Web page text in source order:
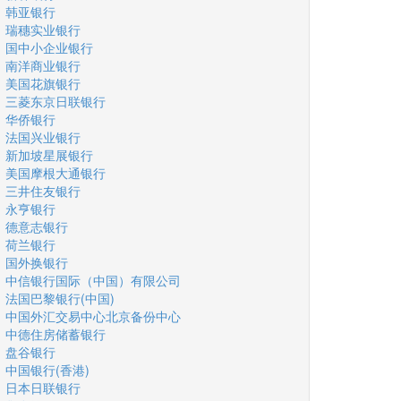
韩亚银行
瑞穗实业银行
国中小企业银行
南洋商业银行
美国花旗银行
三菱东京日联银行
华侨银行
法国兴业银行
新加坡星展银行
美国摩根大通银行
三井住友银行
永亨银行
德意志银行
荷兰银行
国外换银行
中信银行国际（中国）有限公司
法国巴黎银行(中国)
中国外汇交易中心北京备份中心
中德住房储蓄银行
盘谷银行
中国银行(香港)
日本日联银行